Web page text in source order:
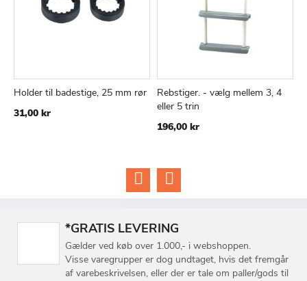
SAMMENLIGN
Holder til badestige, 25 mm rør
31,00 kr
Læg i kurv
Rebstiger. - vælg mellem 3, 4
eller 5 trin
196,00 kr
*GRATIS LEVERING
Gælder ved køb over 1.000,- i webshoppen.
Visse varegrupper er dog undtaget, hvis det fremgår
af varebeskrivelsen, eller der er tale om paller/gods til